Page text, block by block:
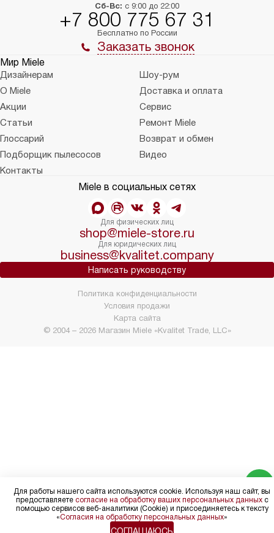
Сб-Вс: с 9:00 до 22:00
+7 800 775 67 31
Бесплатно по России
Заказать звонок
Мир Miele
Дизайнерам
Шоу-рум
О Miele
Доставка и оплата
Акции
Сервис
Статьи
Ремонт Miele
Глоссарий
Возврат и обмен
Подборщик пылесосов
Видео
Контакты
Miele в социальных сетях
Для физических лиц
shop@miele-store.ru
Для юридических лиц
business@kvalitet.company
Написать руководству
© 2004 – 2026 Магазин Miele «Kvalitet Trade, LLC»
Политика конфиденциальности
Условия продажи
Карта сайта
Для работы нашего сайта используются cookie. Используя наш сайт, вы
предоставляете согласие на обработку ваших персональных данныхс
помощью сервисов веб-аналитики (Cookie) и присоединяетесь к тексту
«Согласия на обработку персональных данных»